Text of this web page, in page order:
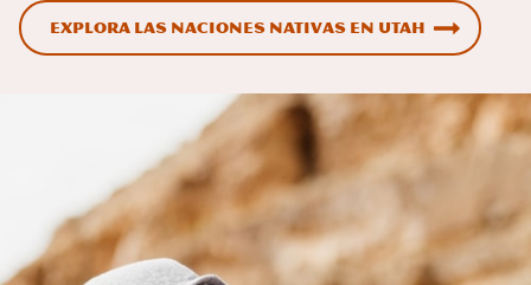
Explora las naciones nativas en Utah